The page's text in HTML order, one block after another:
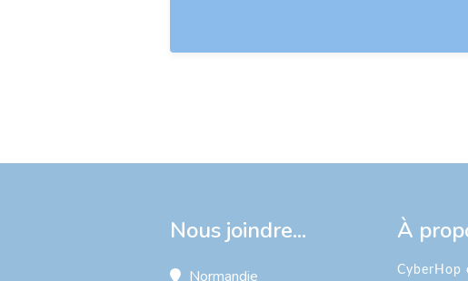
Nous joindre...
Normandie
À
CyberHop